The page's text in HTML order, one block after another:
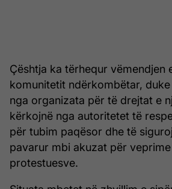
Çështja ka tërhequr vëmendjen
komunitetit ndërkombëtar,
nga organizata për të drejtat e
kërkojnë nga autoritetet të
për tubim paqësor dhe të
pavarur mbi akuzat për
protestuesve.